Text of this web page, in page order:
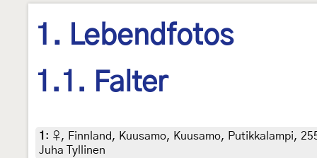
1. Lebendfotos
1.1. Falter
1 : ♀, Finnland, Kuusamo, Kuusamo, Putikkalampi,
Juha Tyllinen